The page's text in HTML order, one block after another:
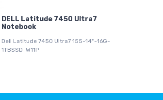
DELL Latitude 7450 Ultra7
Notebook
Dell Latitude 7450 Ultra7 155-14''-16G-
1TBSSD-W11P